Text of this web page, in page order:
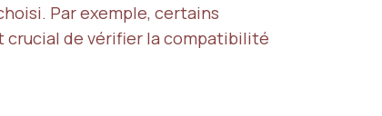
Par exemple, certains
crucial de vérifier la compatibilité